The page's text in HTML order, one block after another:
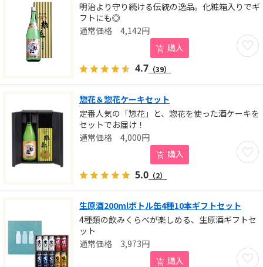
明治より守り続ける伝統の逸品。化粧箱入りでギ
フトにも◎
お気
4,142円
購入
4.7 （39）
惣花＆惣花ケーキセット
定番人気の「惣花」と、惣花を使った酒ケーキを
セットでお届け！
お気
4,000円
購入
5.0 （2）
生原酒200mlボトル缶4種10本ギフトセット
4種類の飲みくらべが楽しめる、生原酒ギフトセ
ット
お気
3,973円
購入